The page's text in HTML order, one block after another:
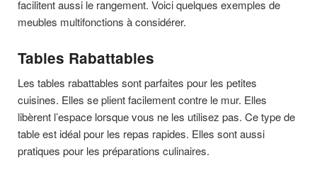
facilitent aussi le rangement. Voici quelques exemples de
meubles multifonctions à considérer.
Tables Rabattables
Les tables rabattables sont parfaites pour les petites
cuisines. Elles se plient facilement contre le mur. Elles
libèrent l’espace lorsque vous ne les utilisez pas. Ce type de
table est idéal pour les repas rapides. Elles sont aussi
pratiques pour les préparations culinaires.